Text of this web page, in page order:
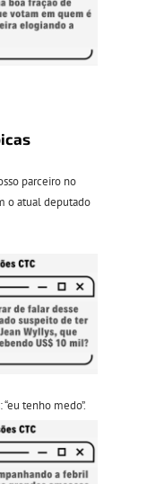
parceiro no
o atual deputado
“eu tenho medo”.